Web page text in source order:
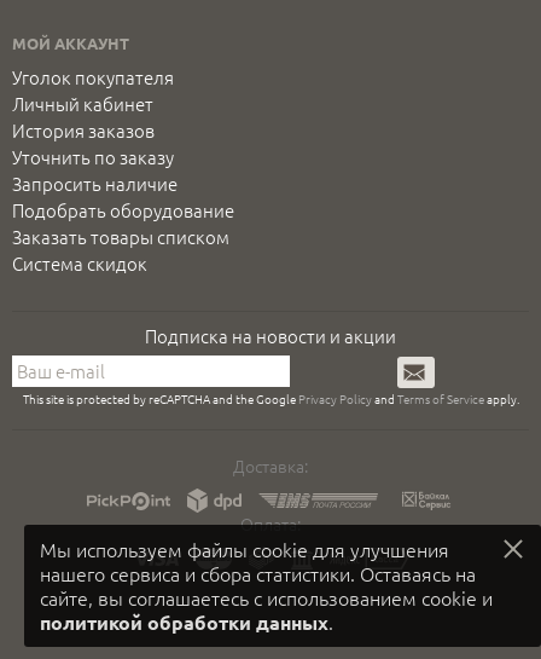
Мы используем файлы cookie для улучшения
нашего сервиса и сбора статистики. Оставаясь на
сайте, вы соглашаетесь с использованием cookie и
политикой обработки данных.
МОЙ АККАУНТ
Уголок покупателя
Личный кабинет
История заказов
Уточнить по заказу
Запросить наличие
Подобрать оборудование
Заказать товары списком
Система скидок
Подписка на новости и акции
Подписаться
This site is protected by reCAPTCHA and the Google Privacy Policyand Terms of Serviceapply.
Доставка:
Оплата: